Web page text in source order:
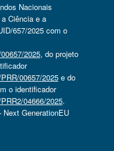
Nacionais
Ciência e a
657/2025 com o
2025, do projeto
00657/2025e do
o identificador
04666/2025.
Next GenerationEU